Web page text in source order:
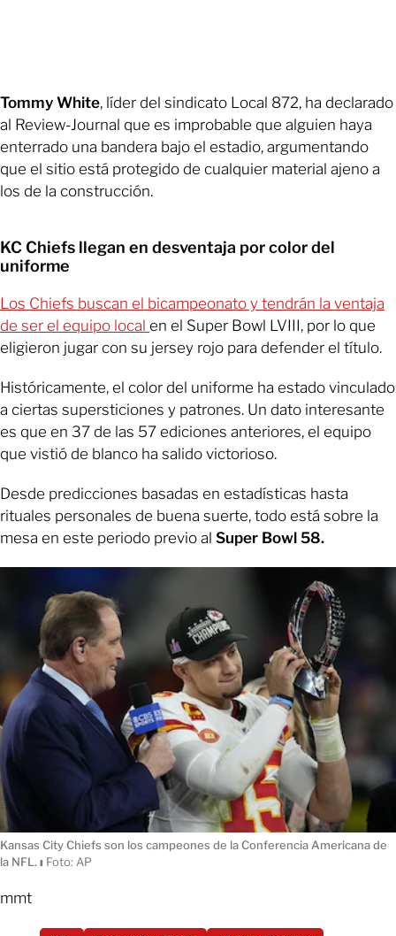
Tommy White, líder del sindicato Local 872, ha declarado
al Review-Journal que es improbable que alguien haya
enterrado una bandera bajo el estadio, argumentando
que el sitio está protegido de cualquier material ajeno a
los de la construcción.
KC Chiefs llegan en desventaja por color del
uniforme
Los Chiefs buscan el bicampeonato y tendrán la ventaja
de ser el equipo local en el Super Bowl LVIII, por lo que
eligieron jugar con su jersey rojo para defender el título.
Históricamente, el color del uniforme ha estado vinculado
a ciertas supersticiones y patrones. Un dato interesante
es que en 37 de las 57 ediciones anteriores, el equipo
que vistió de blanco ha salido victorioso.
Desde predicciones basadas en estadísticas hasta
rituales personales de buena suerte, todo está sobre la
mesa en este periodo previo al Super Bowl 58.
Kansas City Chiefs son los campeones de la Conferencia Americana de
la NFL.ı Foto: AP
mmt